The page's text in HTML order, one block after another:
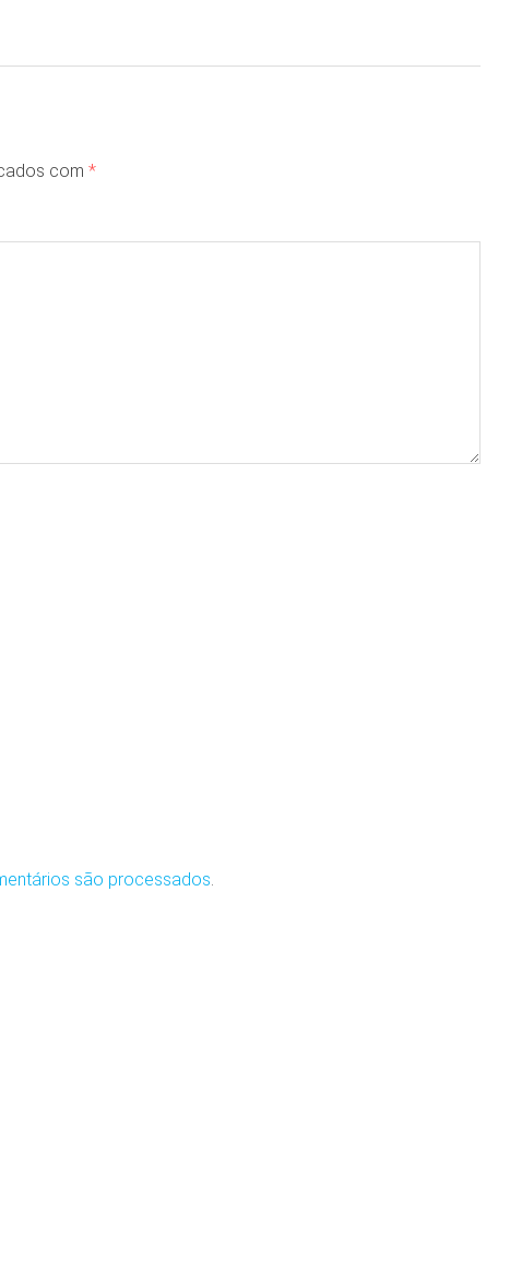
com *
são processados.